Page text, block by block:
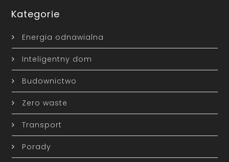
Kategorie
Energia odnawialna
Inteligentny dom
Budownictwo
Zero waste
Transport
Porady